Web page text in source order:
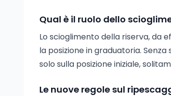
Qual è il ruolo dello
Lo scioglimento della riserva, da
la posizione in graduatoria.
solo sulla posizione iniziale,
Le nuove regole sul